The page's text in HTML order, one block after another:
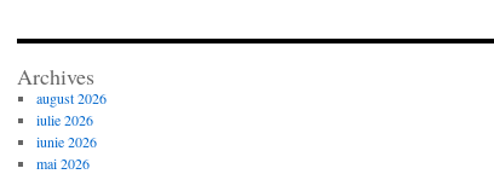
Archives
august 2026
iulie 2026
iunie 2026
mai 2026